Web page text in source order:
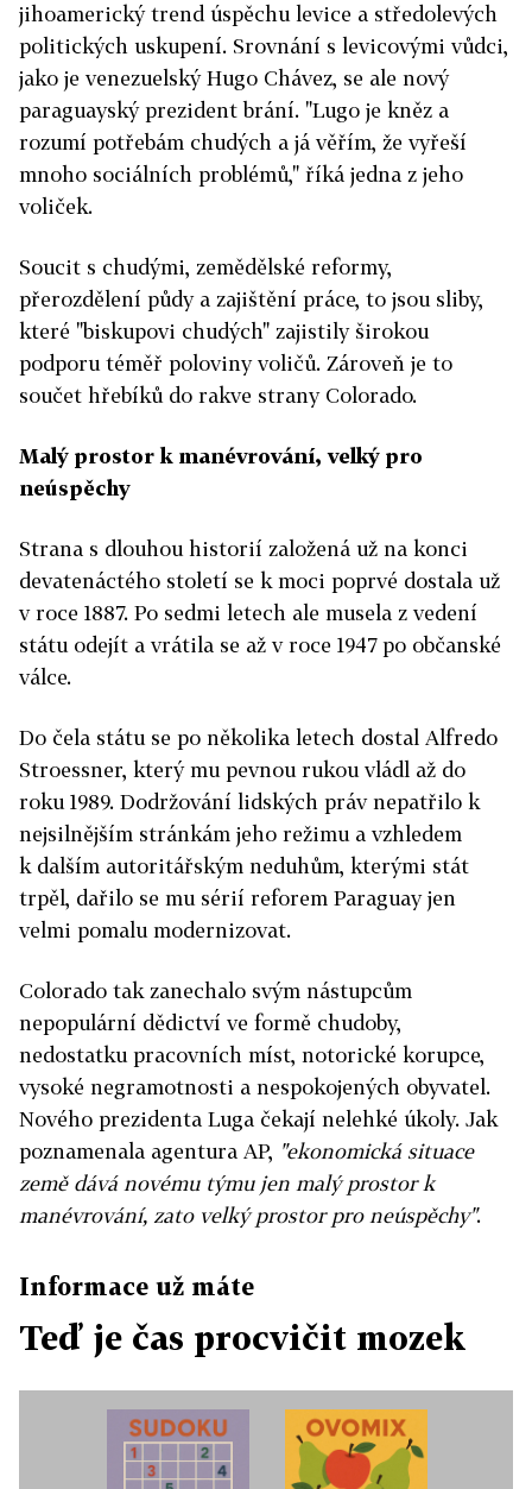
jihoamerický trend úspěchu levice a středolevých
politických uskupení. Srovnání s levicovými vůdci,
jako je venezuelský Hugo Chávez, se ale nový
paraguayský prezident brání. "Lugo je kněz a
rozumí potřebám chudých a já věřím, že vyřeší
mnoho sociálních problémů," říká jedna z jeho
voliček.
Soucit s chudými, zemědělské reformy,
přerozdělení půdy a zajištění práce, to jsou sliby,
které "biskupovi chudých" zajistily širokou
podporu téměř poloviny voličů. Zároveň je to
součet hřebíků do rakve strany Colorado.
Malý prostor k manévrování, velký pro
neúspěchy
Strana s dlouhou historií založená už na konci
devatenáctého století se k moci poprvé dostala už
v roce 1887. Po sedmi letech ale musela z vedení
státu odejít a vrátila se až v roce 1947 po občanské
válce.
Do čela státu se po několika letech dostal Alfredo
Stroessner, který mu pevnou rukou vládl až do
roku 1989. Dodržování lidských práv nepatřilo k
nejsilnějším stránkám jeho režimu a vzhledem
k dalším autoritářským neduhům, kterými stát
trpěl, dařilo se mu sérií reforem Paraguay jen
velmi pomalu modernizovat.
Colorado tak zanechalo svým nástupcům
nepopulární dědictví ve formě chudoby,
nedostatku pracovních míst, notorické korupce,
vysoké negramotnosti a nespokojených obyvatel.
Nového prezidenta Luga čekají nelehké úkoly. Jak
poznamenala agentura AP, "ekonomická situace
země dává novému týmu jen malý prostor k
manévrování, zato velký prostor pro neúspěchy".
Informace už máte
Teď je čas procvičit mozek